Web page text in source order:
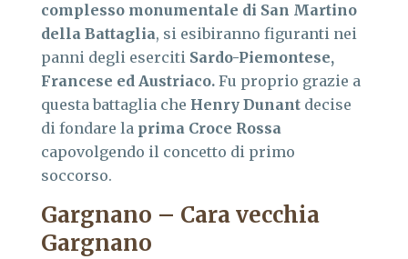
complesso monumentale di San Martino
della Battaglia, si esibiranno figuranti nei
panni degli eserciti Sardo-Piemontese,
Francese ed Austriaco. Fu proprio grazie a
questa battaglia che Henry Dunant decise
di fondare la prima Croce Rossa
capovolgendo il concetto di primo
soccorso.
Gargnano – Cara vecchia
Gargnano